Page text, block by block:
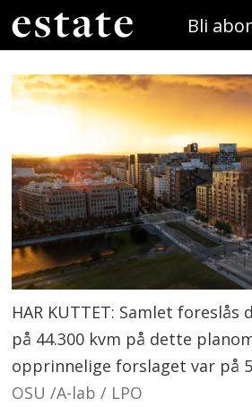
Bli
HAR KUTTET: Samlet foreslås
på 44.300 kvm på dette
opprinnelige forslaget var på
OSU /A-lab / LPO